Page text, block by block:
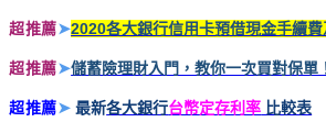
超推薦➤2020各大銀行信用卡預借現金手續
超推薦➤儲蓄險理財入門，教你一次買對保單
超推薦➤ 最新各大銀行台幣定存利率 比較表